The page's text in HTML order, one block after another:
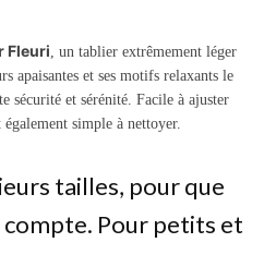
Fleuri , un tablier extrêmement léger
apaisantes et ses motifs relaxants le
sécurité et sérénité. Facile à ajuster
simple à nettoyer.
tailles, pour que
compte. Pour petits et